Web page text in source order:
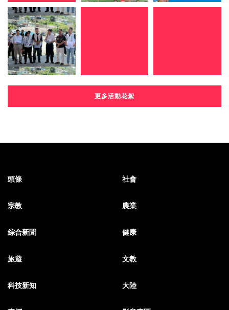
更多活動花絮
頭條 社會
宗教 農業
綜合新聞 健康
旅遊 文教
科技新知 大陸